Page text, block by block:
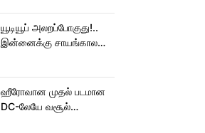
யூடியூப் அலறப்போகுது!..
இன்னைக்கு சாயங்காலம்
ஹீரோவான முதல் படமான
DC-லேயே வசூல்